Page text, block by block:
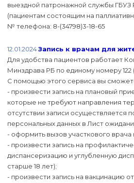
выездной патронажной службы ГБУЗ
(пациентам состоящим на
№ телефона: 8-(34798)3-18-65
12.01.2024Запись к врачам для
Для удобства пациентов работает
Минздрава РБ по единому номеру 122
С помощью этого сервиса вы
- произвести запись на плановый
которые не требуют направления
отсутствии записи осуществляется
персональных данных в Лист
- оформить вызов участкового врача
- произвести запись на
диспансеризацию и углубленную
старше 18 лет);
- произвести запись на вакцинацию